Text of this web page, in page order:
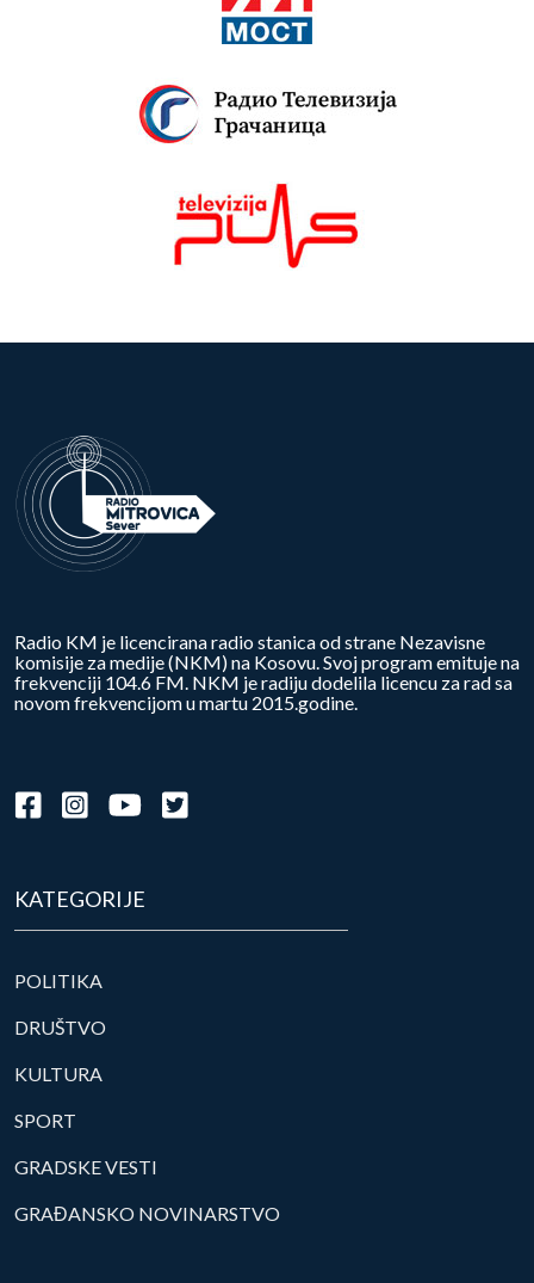
Radio KM je licencirana radio stanica od strane Nezavisne
komisije za medije (NKM) na Kosovu. Svoj program emituje na
frekvenciji 104.6 FM. NKM je radiju dodelila licencu za rad sa
novom frekvencijom u martu 2015.godine.
KATEGORIJE
POLITIKA
DRUŠTVO
KULTURA
SPORT
GRADSKE VESTI
GRAĐANSKO NOVINARSTVO